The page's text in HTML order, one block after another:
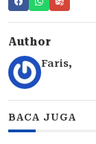
Author
Faris,
BACA JUGA